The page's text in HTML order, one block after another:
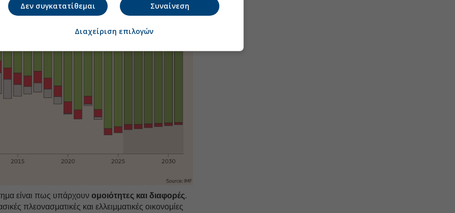
είναι πως υπάρχουνομοιότητες και διαφορές.
πλεονασματικές και ελλειμματικές οικονομίες
Συναίνεση
Δεν συγκατατίθεμαι
Διαχείριση επιλογών